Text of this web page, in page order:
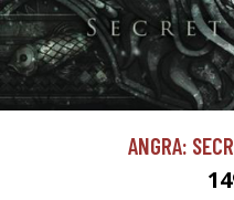
ANGRA: